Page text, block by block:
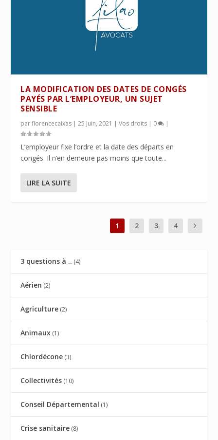
LA MODIFICATION DES DATES DE CONGÉS
PAYÉS PAR L’EMPLOYEUR, UN SUJET
SENSIBLE
parflorencecaixas |25 Juin, 2021 |Vos droits | 0 |
L’employeur fixe l’ordre et la date des départs en
congés. Il n’en demeure pas moins que toute...
LIRE LA SUITE
1 2 3 4
3 questions à .. (4)
Aérien (2)
Agriculture (2)
Animaux (1)
Chlordécone (3)
Collectivités (10)
Conseil Départemental (1)
Crise sanitaire (8)